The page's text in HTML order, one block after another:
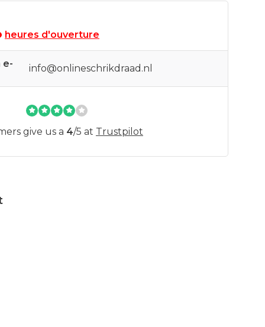
heures d'ouverture
e-
info@onlineschrikdraad.nl
give us a 4/5 at Trustpilot